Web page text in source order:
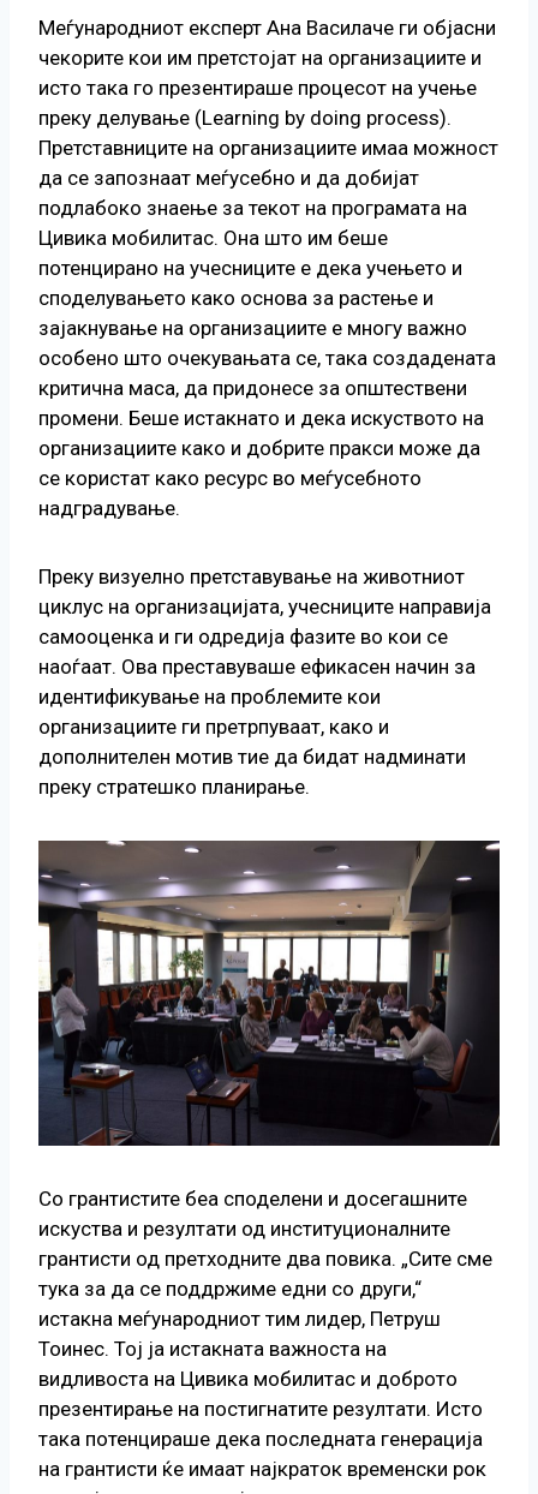
Меѓународниот експерт Ана Василаче ги објасни
чекорите кои им претстојат на организациите и
исто така го презентираше процесот на учење
преку делување (Learning by doing process).
Претставниците на организациите имаа можност
да се запознаат меѓусебно и да добијат
подлабоко знаење за текот на програмата на
Цивика мобилитас. Она што им беше
потенцирано на учесниците е дека учењето и
споделувањето како основа за растење и
зајакнување на организациите е многу важно
особено што очекувањата се, така создадената
критична маса, да придонесе за општествени
промени. Беше истакнато и дека искуството на
организациите како и добрите пракси може да
се користат како ресурс во меѓусебното
надградување.
Преку визуелно претставување на животниот
циклус на организацијата, учесниците направија
самооценка и ги одредија фазите во кои се
наоѓаат. Ова преставуваше ефикасен начин за
идентификување на проблемите кои
организациите ги претрпуваат, како и
дополнителен мотив тие да бидат надминати
преку стратешко планирање.
Со грантистите беа споделени и досегашните
искуства и резултати од институционалните
грантисти од претходните два повика. „Сите сме
тука за да се поддржиме едни со други,“
истакна меѓународниот тим лидер, Петруш
Тоинес. Тој ја истакната важноста на
видливоста на Цивика мобилитас и доброто
презентирање на постигнатите резултати. Исто
така потенцираше дека последната генерација
на грантисти ќе имаат најкраток временски рок